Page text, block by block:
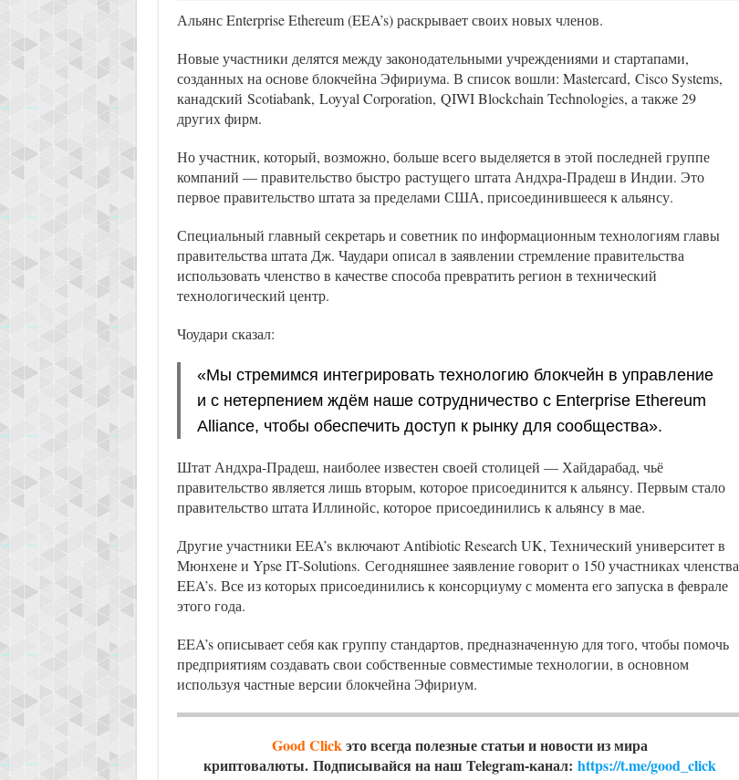
Альянс Enterprise Ethereum (EEA’s) раскрывает своих новых членов.
Новые участники делятся между законодательными учреждениями и стартапами,
созданных на основе блокчейна Эфириума. В список вошли: Mastercard, Cisco Systems,
канадский Scotiabank, Loyyal Corporation, QIWI Blockchain Technologies, а также 29
других фирм.
Но участник, который, возможно, больше всего выделяется в этой последней группе
компаний — правительство быстро растущего штата Андхра-Прадеш в Индии. Это
первое правительство штата за пределами США, присоединившееся к альянсу.
Специальный главный секретарь и советник по информационным технологиям главы
правительства штата Дж. Чаудари описал в заявлении стремление правительства
использовать членство в качестве способа превратить регион в технический
технологический центр.
Чоудари сказал:
«Мы стремимся интегрировать технологию блокчейн в управление
и с нетерпением ждём наше сотрудничество с Enterprise Ethereum
Alliance, чтобы обеспечить доступ к рынку для сообщества».
Штат Андхра-Прадеш, наиболее известен своей столицей — Хайдарабад, чьё
правительство является лишь вторым, которое присоединится к альянсу. Первым стало
правительство штата Иллинойс, которое присоединились к альянсу в мае.
Другие участники EEA’s включают Antibiotic Research UK, Технический университет в
Мюнхене и Ypse IT-Solutions. Сегодняшнее заявление говорит о 150 участниках членства
EEA’s. Все из которых присоединились к консорциуму с момента его запуска в феврале
этого года.
EEA’s описывает себя как группу стандартов, предназначенную для того, чтобы помочь
предприятиям создавать свои собственные совместимые технологии, в основном
используя частные версии блокчейна Эфириум.
Good Clickэто всегда полезные статьи и новости из мира
криптовалюты. Подписывайся на наш Telegram-канал: https://t.me/good_click